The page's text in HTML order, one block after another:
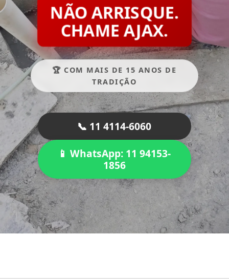
NÃO ARRISQUE.
CHAME AJAX.
🏆 COM MAIS DE 15 ANOS DE
TRADIÇÃO
📞 11 4114-6060
📱 WhatsApp: 11 94153-
1856